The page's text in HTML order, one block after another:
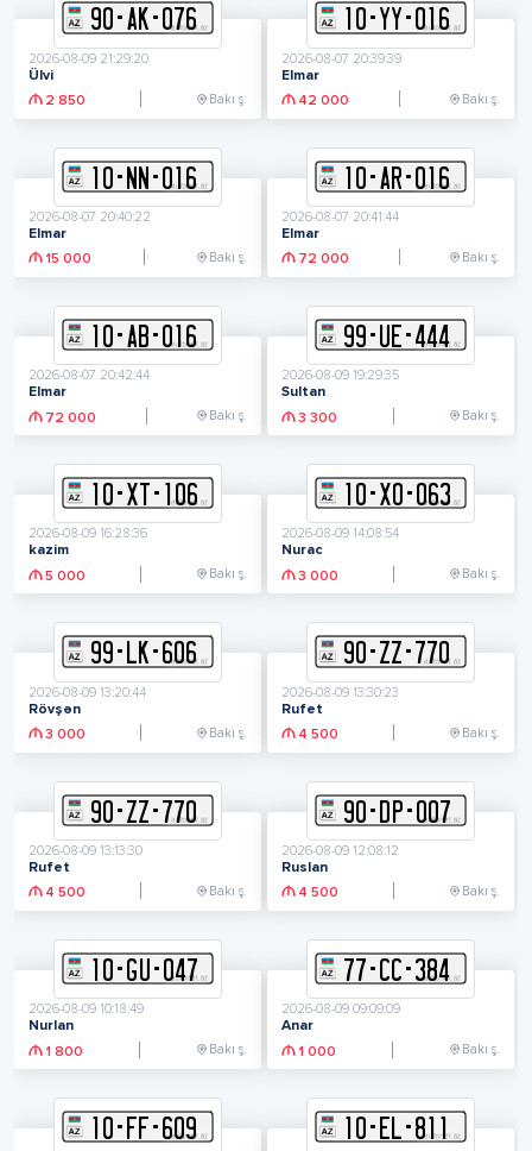
90-AK-076
2026-08-09 21:29:20
Ülvi
2 850
Bakı ş.
10-YY-016
2026-08-07 20:39:39
Elmar
42 000
Bakı ş.
10-NN -016
2026-08-07 20:40:22
Elmar
15 000
Bakı ş.
10-AR-016
2026-08-07 20:41:44
Elmar
72 000
Bakı ş.
10-AB-016
2026-08-07 20:42:44
Elmar
72 000
Bakı ş.
99-UE-444
2026-08-09 19:29:35
Sultan
3 300
Bakı ş.
10-XT-106
2026-08-09 16:28:36
kazim
5 000
Bakı ş.
10-XO-063
2026-08-09 14:08:54
Nurac
3 000
Bakı ş.
99- LK-606
2026-08-09 13:20:44
Rövşən
3 000
Bakı ş.
90-ZZ-770
2026-08-09 13:30:23
Rufet
4 500
Bakı ş.
90-ZZ-770
2026-08-09 13:13:30
Rufet
4 500
Bakı ş.
90-DP-007
2026-08-09 12:08:12
Ruslan
4 500
Bakı ş.
10-GU-047
2026-08-09 10:18:49
Nurlan
1 800
Bakı ş.
77-CC-384
2026-08-09 09:09:09
Anar
1 000
Bakı ş.
10- FF-609 10- EL-811